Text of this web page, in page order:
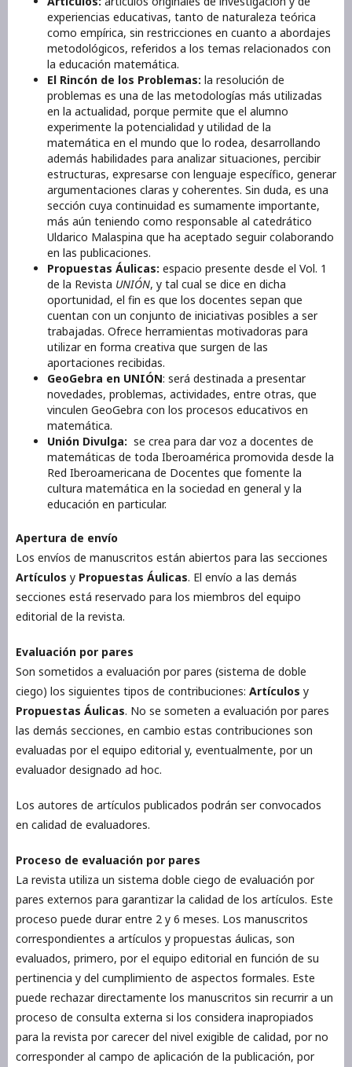
experiencias educativas, tanto de naturaleza teórica
como empírica, sin restricciones en cuanto a abordajes
metodológicos, referidos a los temas relacionados con
la educación matemática.
El Rincón de los Problemas: la resolución de
problemas es una de las metodologías más utilizadas
en la actualidad, porque permite que el alumno
experimente la potencialidad y utilidad de la
matemática en el mundo que lo rodea, desarrollando
además habilidades para analizar situaciones, percibir
estructuras, expresarse con lenguaje específico, generar
argumentaciones claras y coherentes. Sin duda, es una
sección cuya continuidad es sumamente importante,
más aún teniendo como responsable al catedrático
Uldarico Malaspina que ha aceptado seguir colaborando
en las publicaciones.
Propuestas Áulicas: espacio presente desde el Vol. 1
de la Revista UNIÓN, y tal cual se dice en dicha
oportunidad, el fin es que los docentes sepan que
cuentan con un conjunto de iniciativas posibles a ser
trabajadas. Ofrece herramientas motivadoras para
utilizar en forma creativa que surgen de las
aportaciones recibidas.
GeoGebra en UNIÓN: será destinada a presentar
novedades, problemas, actividades, entre otras, que
vinculen GeoGebra con los procesos educativos en
matemática.
Unión Divulga: se crea para dar voz a docentes de
matemáticas de toda Iberoamérica promovida desde la
Red Iberoamericana de Docentes que fomente la
cultura matemática en la sociedad en general y la
educación en particular.
Apertura de envío
Los envíos de manuscritos están abiertos para las secciones
Artículos y Propuestas Áulicas. El envío a las demás
secciones está reservado para los miembros del equipo
editorial de la revista.
Evaluación por pares
Son sometidos a evaluación por pares (sistema de doble
ciego) los siguientes tipos de contribuciones: Artículos y
Propuestas Áulicas. No se someten a evaluación por pares
las demás secciones, en cambio estas contribuciones son
evaluadas por el equipo editorial y, eventualmente, por un
evaluador designado ad hoc.
Los autores de artículos publicados podrán ser convocados
en calidad de evaluadores.
Proceso de evaluación por pares
La revista utiliza un sistema doble ciego de evaluación por
pares externos para garantizar la calidad de los artículos. Este
proceso puede durar entre 2 y 6 meses. Los manuscritos
correspondientes a artículos y propuestas áulicas, son
evaluados, primero, por el equipo editorial en función de su
pertinencia y del cumplimiento de aspectos formales. Este
puede rechazar directamente los manuscritos sin recurrir a un
proceso de consulta externa si los considera inapropiados
para la revista por carecer del nivel exigible de calidad, por no
corresponder al campo de aplicación de la publicación, por